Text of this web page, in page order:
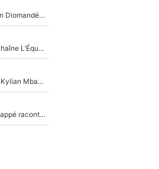
Antoine Griezmann et N'Golo Kanté : Comme Yan Diomandé, les deux champions du monde ont refusé de signer au PSG !
Un chroniqueur de L’Équipe du Soir viré par La Chaîne L’Équipe : Même Olivier Ménard n’avait pas pu empêcher son départ, «je l’ai appris sur Twitter, je l’ai vécu assez mal»
Loin du Real Madrid et du PSG, les inséparables Kylian Mbappé et Achraf Hakimi changent d'équipe le temps d'une journée !
«Je ne sais pas pourquoi j’ai dit ça...» : Kylian Mbappé raconte sa première rencontre avec Zinédine Zidane (et c’est très drôle)